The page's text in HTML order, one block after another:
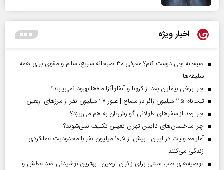
اخبار ویژه
صبحانه چی درست کنم؟ معرفی ۳۰ صبحانه سریع، سالم و مقوی برای همه
سلیقه‌ها
چرا برخی بیماران بعد از کرونا و آنفلوآنزا ماه‌ها بهبود نمی‌یابند؟
ثبت‌نام ۲.۵ میلیون زائر در سماح | عبور ۱.۷ میلیون نفر از مرز‌های اربعین
چرا بعد از سفرهای طولانی گوارش‌تان به هم می‌ریزد؟
چرا ساختمان‌های ناایمن تهران تعیین تکلیف نمی‌شوند؟
آمار معلولیت در ایران | بیش از ۱۰.۵ میلیون نفر با محدودیت عملکردی
زندگی می‌کنند
توصیه‌های طب سنتی برای زائران اربعین | بهترین نوشیدنی ضد عطش و